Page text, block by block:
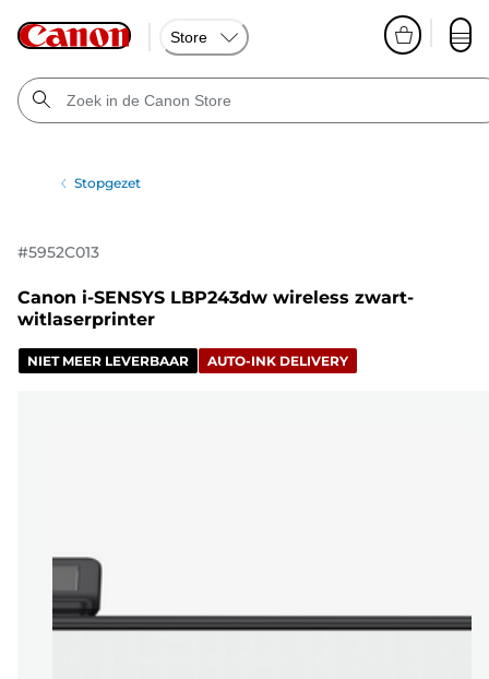
Store
Stopgezet
#5952C013
Canon i-SENSYS LBP243dw wireless zwart-
witlaserprinter
NIET MEER LEVERBAAR AUTO-INK DELIVERY